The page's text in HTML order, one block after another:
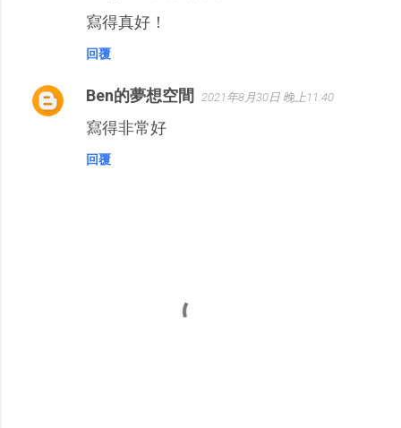
寫得真好！
回覆
Ben的夢想空間 2021年8月30日 晚上11:40
寫得非常好
回覆